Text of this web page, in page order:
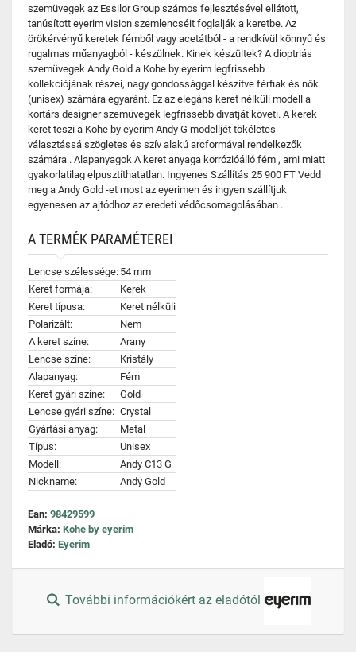
szemüvegek az Essilor Group számos fejlesztésével ellátott,
tanúsított eyerim vision szemlencséit foglalják a keretbe. Az
örökérvényű keretek fémből vagy acetátból - a rendkívül könnyű és
rugalmas műanyagból - készülnek. Kinek készültek? A dioptriás
szemüvegek Andy Gold a Kohe by eyerim legfrissebb
kollekciójának részei, nagy gondossággal készítve férfiak és nők
(unisex) számára egyaránt. Ez az elegáns keret nélküli modell a
kortárs designer szemüvegek legfrissebb divatját követi. A kerek
keret teszi a Kohe by eyerim Andy G modelljét tökéletes
választássá szögletes és szív alakú arcformával rendelkezők
számára . Alapanyagok A keret anyaga korrózióálló fém , ami miatt
gyakorlatilag elpusztíthatatlan. Ingyenes Szállítás 25 900 FT Vedd
meg a Andy Gold -et most az eyerimen és ingyen szállítjuk
egyenesen az ajtódhoz az eredeti védőcsomagolásában .
A TERMÉK PARAMÉTEREI
Lencse szélessége: 54 mm
Keret formája:
Kerek
Keret típusa:
Keret nélküli
Polarizált:
Nem
A keret színe:
Arany
Lencse színe:
Kristály
Alapanyag:
Fém
Keret gyári színe:
Gold
Lencse gyári színe: Crystal
Gyártási anyag:
Metal
Típus:
Unisex
Modell:
Andy C13 G
Nickname:
Andy Gold
Ean: 98429599
Márka: Kohe by eyerim
Eladó: Eyerim
További információkért az eladótól